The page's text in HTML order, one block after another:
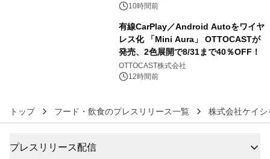
10時間前
有線CarPlay／Android Autoをワイヤ
レス化 「Mini Aura」 OTTOCASTが
発売、2色展開で8/31まで40％OFF！
OTTOCAST株式会社
12時間前
トップ フード・飲食のプレスリリース一覧 株式会社ケイシ
プレスリリース配信